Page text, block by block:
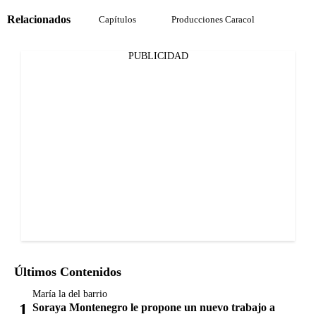
Relacionados Capítulos Producciones Caracol
PUBLICIDAD
Últimos Contenidos
María la del barrio
Soraya Montenegro le propone un nuevo trabajo a